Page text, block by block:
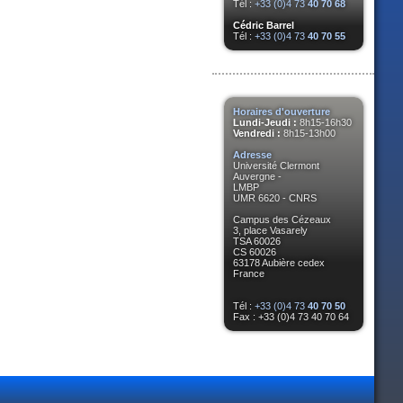
Tél : +33 (0)4 73 40 70 68
Cédric Barrel
Tél : +33 (0)4 73 40 70 55
Horaires d'ouverture
Lundi-Jeudi : 8h15-16h30
Vendredi : 8h15-13h00
Adresse
Université Clermont
Auvergne -
LMBP
UMR 6620 - CNRS
Campus des Cézeaux
3, place Vasarely
TSA 60026
CS 60026
63178 Aubière cedex
France
Tél : +33 (0)4 73 40 70 50
Fax : +33 (0)4 73 40 70 64